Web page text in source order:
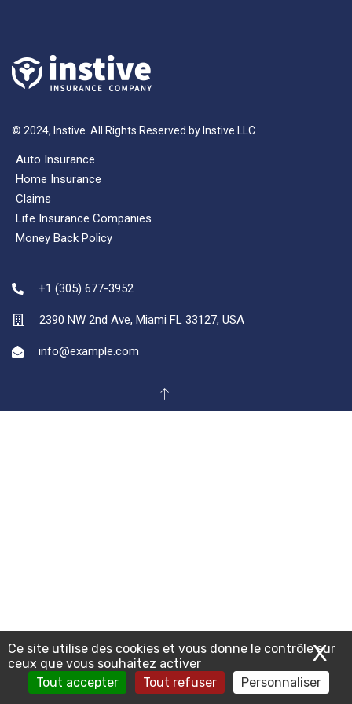
Ce site utilise des cookies et vous donne le contrôle sur
ceux que vous souhaitez activer
Tout accepter
Tout refuser Personnaliser
X
© 2024, Instive. All Rights Reserved by Instive LLC
Auto Insurance
Home Insurance
Claims
Life Insurance Companies
Money Back Policy
+1 (305) 677-3952
2390 NW 2nd Ave, Miami FL 33127, USA
info@example.com